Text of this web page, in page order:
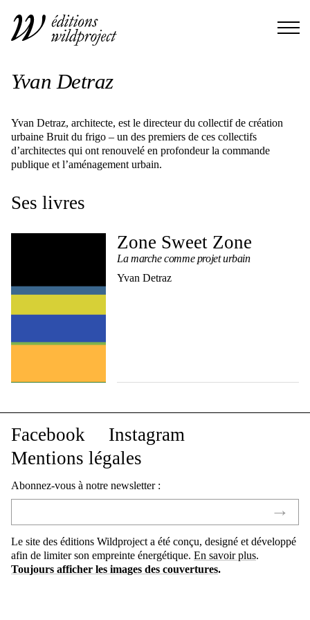
Yvan Detraz
Yvan Detraz, architecte, est le directeur du collectif de création
urbaine Bruit du frigo – un des premiers de ces collectifs
d’architectes qui ont renouvelé en profondeur la commande
publique et l’aménagement urbain.
Ses livres
Zone Sweet Zone
La marche comme projet urbain
Yvan Detraz
Facebook
Instagram
Mentions légales
Abonnez-vous à notre newsletter :
Le site des éditions Wildproject a été conçu, designé et développé
afin de limiter son empreinte énergétique. En savoir plus.
Toujours afficher les images des couvertures.